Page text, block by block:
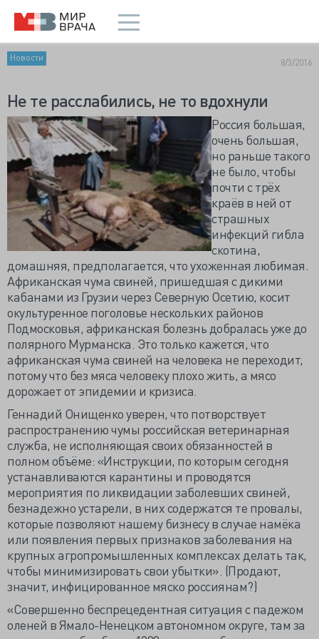
Новости 8/3/2016
Не те расслабились, не то вдохнули
Россия большая,
очень большая,
но раньше такого
не было, чтобы
почти с трёх
краёв в ней от
страшных
инфекций гибла
скотина,
домашняя, предполагается, что ухоженная любимая.
Африканская чума свиней, пришедшая с дикими
кабанами из Грузии через Северную Осетию, косит
окультуренное поголовье нескольких районов
Подмосковья, африканская болезнь добралась уже до
полярного Мурманска. Это только кажется, что
африканская чума свиней на человека не переходит,
потому что без мяса человеку плохо жить, а мясо
дорожает от эпидемии и кризиса.
Геннадий Онищенко уверен, что потворствует
распространению чумы российская ветеринарная
служба, не исполняющая своих обязанностей в
полном объёме: «Инструкции, по которым сегодня
устанавливаются карантины и проводятся
мероприятия по ликвидации заболевших свиней,
безнадежно устарели, в них содержатся те провалы,
которые позволяют нашему бизнесу в случае намёка
или появления первых признаков заболевания на
крупных агропромышленных комплексах делать так,
чтобы минимизировать свои убытки». (Продают,
значит, инфицированное мяско россиянам?)
«Совершенно беспрецедентная ситуация с падежом
оленей в Ямало-Ненецком автономном округе, там за